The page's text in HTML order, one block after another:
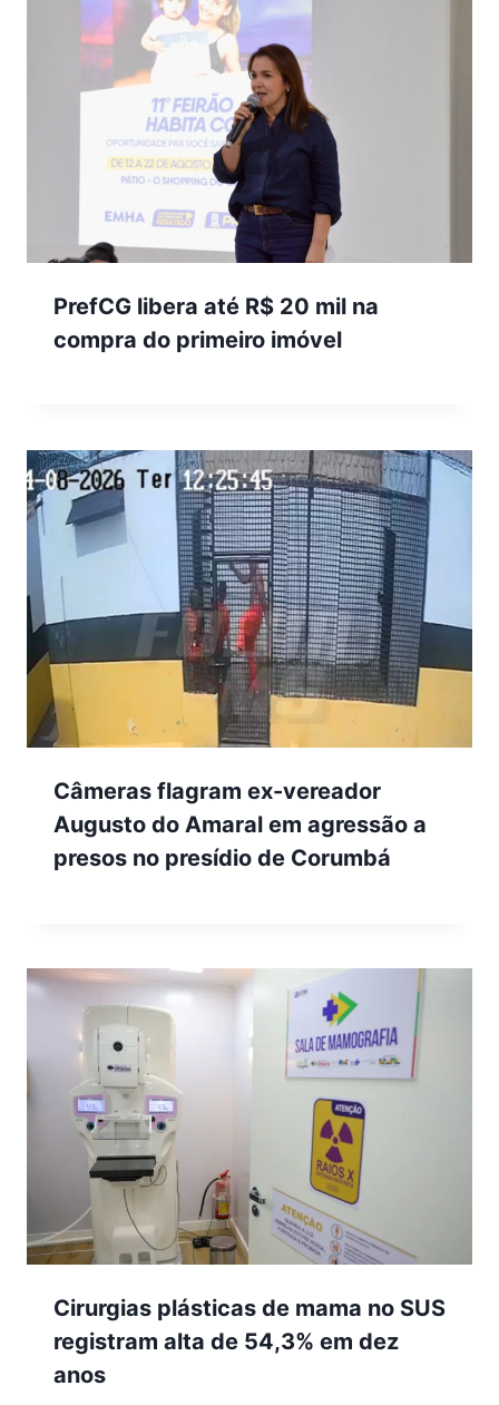
PrefCG libera até R$ 20 mil na
compra do primeiro imóvel
Câmeras flagram ex-vereador
Augusto do Amaral em agressão a
presos no presídio de Corumbá
Cirurgias plásticas de mama no SUS
registram alta de 54,3% em dez
anos